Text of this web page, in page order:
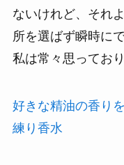
ないけれど、それ
所を選ばず瞬時に
私は常々思っており
好きな精油の香り
練り香水